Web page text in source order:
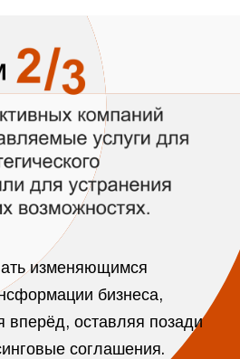
изменяющимся
бизнеса,
вперёд, оставляя позади
соглашения.